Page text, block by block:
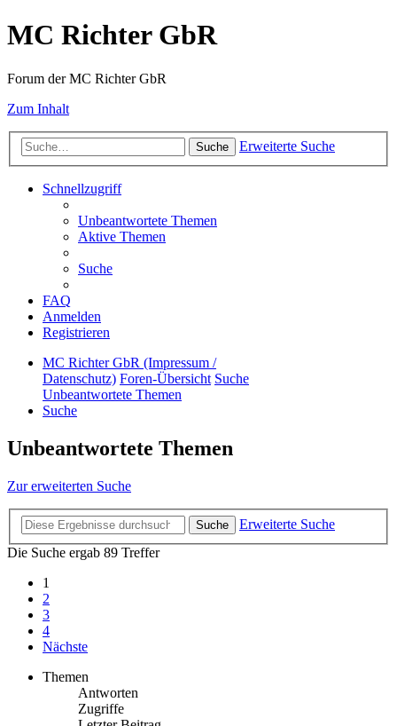
MC Richter GbR
Forum der MC Richter GbR
Zum Inhalt
Suche Erweiterte Suche
Schnellzugriff
Unbeantwortete Themen
Aktive Themen
Suche
FAQ
Anmelden
Registrieren
MC Richter GbR (Impressum /
Datenschutz) Foren-Übersicht Suche
Unbeantwortete Themen
Suche
Unbeantwortete Themen
Zur erweiterten Suche
Suche
Erweiterte Suche
Die Suche ergab 89 Treffer
1
2
3
4
Nächste
Themen
Antworten
Zugriffe